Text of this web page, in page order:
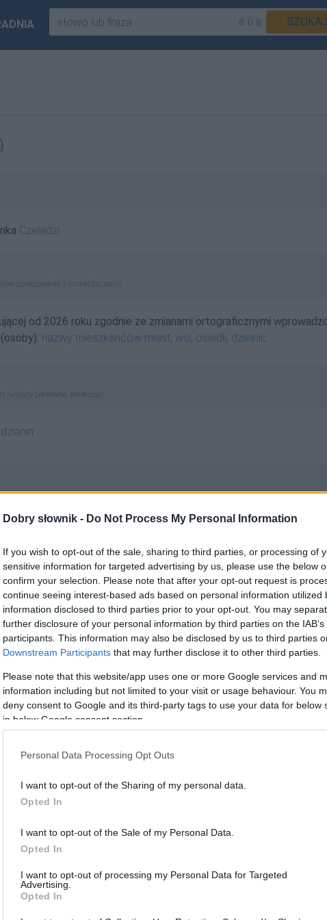
Dobry słownik - Do Not Process My Personal Information
If you wish to opt-out of the sale, sharing to third parties, or processing of
sensitive information for targeted advertising by us, please use the below
confirm your selection. Please note that after your opt-out request is
continue seeing interest-based ads based on personal information utilized
information disclosed to third parties prior to your opt-out. You may
further disclosure of your personal information by third parties on the
participants. This information may also be disclosed by us to third parties
Downstream Participants that may further disclose it to other third parties.
Please note that this website/app uses one or more Google services and
information including but not limited to your visit or usage behaviour. You
deny consent to Google and its third-party tags to use your data for below
in below Google consent section.
Personal Data Processing Opt Outs
I want to opt-out of the Sharing of my personal data.
Opted In
I want to opt-out of the Sale of my Personal Data.
Opted In
I want to opt-out of processing my Personal Data for Targeted
Advertising.
Opted In
SZUKAJ
Czeladzi
opracowanie z komentarzami)
od 2026 roku zgodnie ze zmianami ortograficznymi
nazwy mieszkańców miast, wsi, osiedli, dzielnic
( wyrazy pokrewne kolokacje
odmienny
Czeladzianka; Czeladzianką; Czeladziankach; Czeladziankami;
Czeladzianko; Czeladziankom